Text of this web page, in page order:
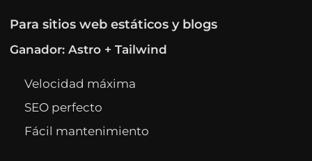
Para sitios web estáticos y blogs
Ganador: Astro + Tailwind
Velocidad máxima
SEO perfecto
Fácil mantenimiento